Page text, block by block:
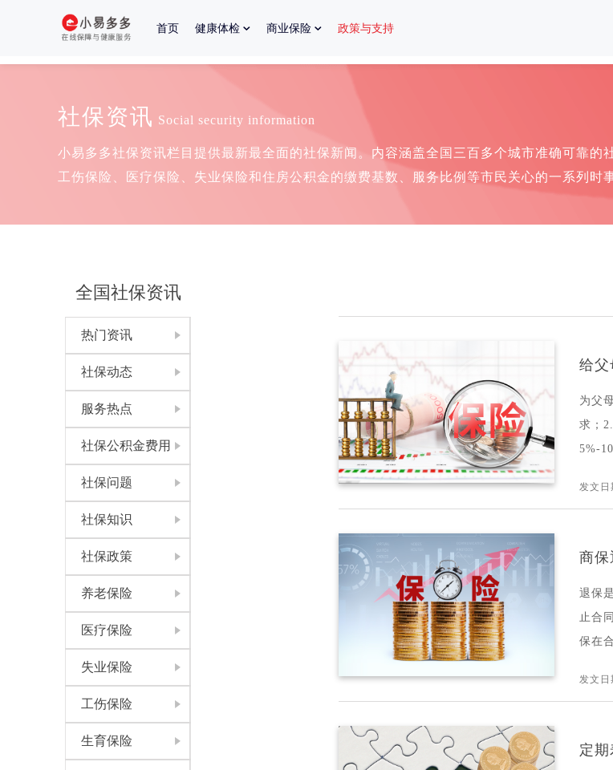
首页 健康体检 商业保险 政策与支持
社保资讯 Social security information
小易多多社保资讯栏目提供最新最全面的社保新闻。内容涵盖全国三百多个城市准确可靠的
工伤保险、医疗保险、失业保险和住房公积金的缴费基数、服务比例等市民关心的一系列时
全国社保资讯
热门资讯
社保动态
服务热点
社保公积金费用
社保问题
社保知识
社保政策
养老保险
医疗保险
失业保险
工伤保险
生育保险
给父
为父
求；
5%-
发文日
商保
退保
止合
保在
发文日
定期